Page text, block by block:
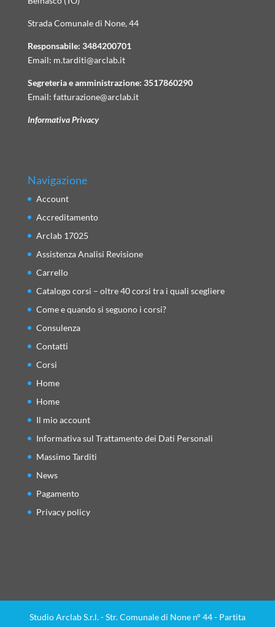
Strada Comunale di None, 44
Responsabile: 3484200701
Email: m.tarditi@arclab.it
Segreteria e amministrazione: 3517860290
Email: fatturazione@arclab.it
Informativa Privacy
Navigazione
Account
Accreditamento
Arclab 17025
Assistenza Analisi Revisione
Carrello
Catalogo corsi – oltre 40 corsi tra i quali scegliere
Come e quando si seguono i corsi?
Consulenza
Contatti
Corsi
Home
Home
Il mio account
Informativa sul Trattamento dei Dati Personali
Massimo Tarditi
News
Pagamento
Privacy policy
Studio Arclab S.r.l. - Str. Comunale di None n° 44 - Partita